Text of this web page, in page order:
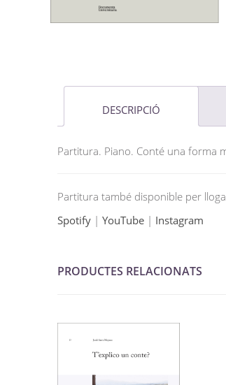
DESCRIPCIÓ
Partitura. Piano. Conté una forma
Partitura també disponible per
Spotify | YouTube | Instagram
PRODUCTES RELACIONATS